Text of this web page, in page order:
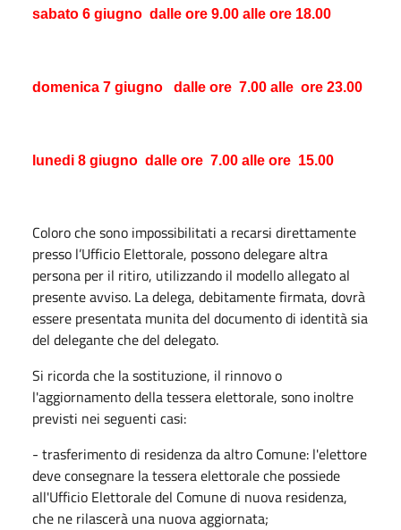
sabato 6 giugno dalle ore 9.00 alle ore 18.00
domenica 7 giugno dalle ore 7.00 alle ore 23.00
lunedi 8 giugno dalle ore 7.00 alle ore 15.00
Coloro che sono impossibilitati a recarsi direttamente
presso l’Ufficio Elettorale, possono delegare altra
persona per il ritiro, utilizzando il modello allegato al
presente avviso. La delega, debitamente firmata, dovrà
essere presentata munita del documento di identità sia
del delegante che del delegato.
Si ricorda che la sostituzione, il rinnovo o
l'aggiornamento della tessera elettorale, sono inoltre
previsti nei seguenti casi:
- trasferimento di residenza da altro Comune: l'elettore
deve consegnare la tessera elettorale che possiede
all'Ufficio Elettorale del Comune di nuova residenza,
che ne rilascerà una nuova aggiornata;